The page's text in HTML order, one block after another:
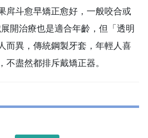
戽斗愈早矯正愈好，一般咬合或
開治療也是適合年齡，但「透明
而異，傳統鋼製牙套，年輕人喜
不盡然都排斥戴矯正器。